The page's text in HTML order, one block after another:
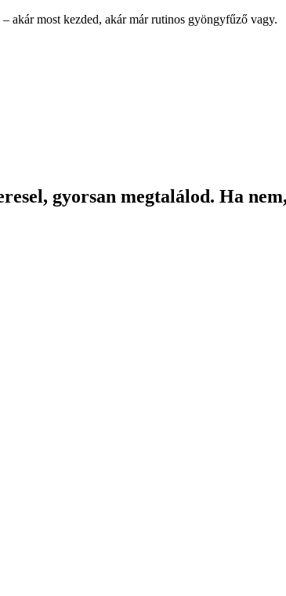
akár most kezded, akár már rutinos gyöngyfűző vagy.
gyorsan megtalálod. Ha